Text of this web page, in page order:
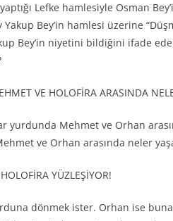
Lefke hamlesiyle Osman
Yakup Bey’in hamlesi üzerine
Bey’in niyetini bildiğini ifade
VE HOLOFİRA ARASINDA
yurdunda Mehmet ve Orhan
ve Orhan arasında neler
YÜZLEŞİYOR!
dönmek ister. Orhan ise